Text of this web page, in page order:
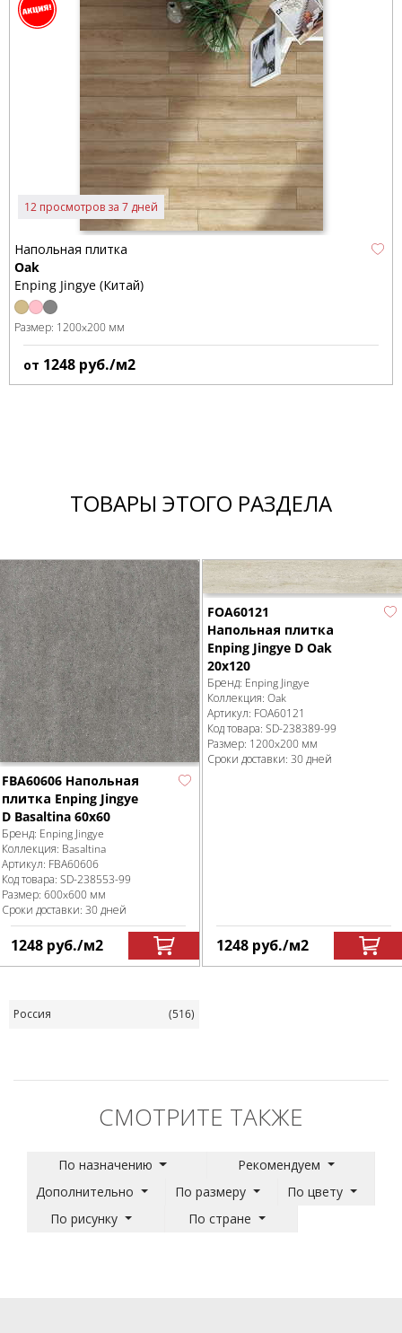
12 просмотров за 7 дней
Напольная плитка
Oak
Enping Jingye (Китай)
Размер: 1200x200 мм
от 1248 руб./м2
ТОВАРЫ ЭТОГО РАЗДЕЛА
FBA60606 Напольная
плитка Enping Jingye
D Basaltina 60x60
Бренд: Enping Jingye
Коллекция: Basaltina
Артикул: FBA60606
Код товара: SD-238553-99
Размер: 600x600 мм
Сроки доставки: 30 дней
1248 руб./м2
FOA60121
Напольная плитка
Enping Jingye D Oak
20x120
Бренд: Enping Jingye
Коллекция: Oak
Артикул: FOA60121
Код товара: SD-238389-99
Размер: 1200x200 мм
Сроки доставки: 30 дней
1248 руб./м2
Россия (516)
СМОТРИТЕ ТАКЖЕ
По назначению
Рекомендуем
Дополнительно
По размеру
По цвету
По рисунку
По стране